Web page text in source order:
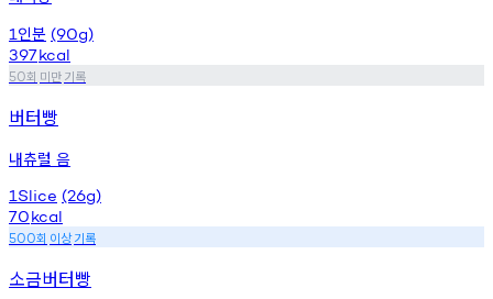
1 인분 (90g)
397kcal
50회 미만기록
버터빵
내츄럴 음
1Slice (26g)
70kcal
500회 이상기록
소금버터빵